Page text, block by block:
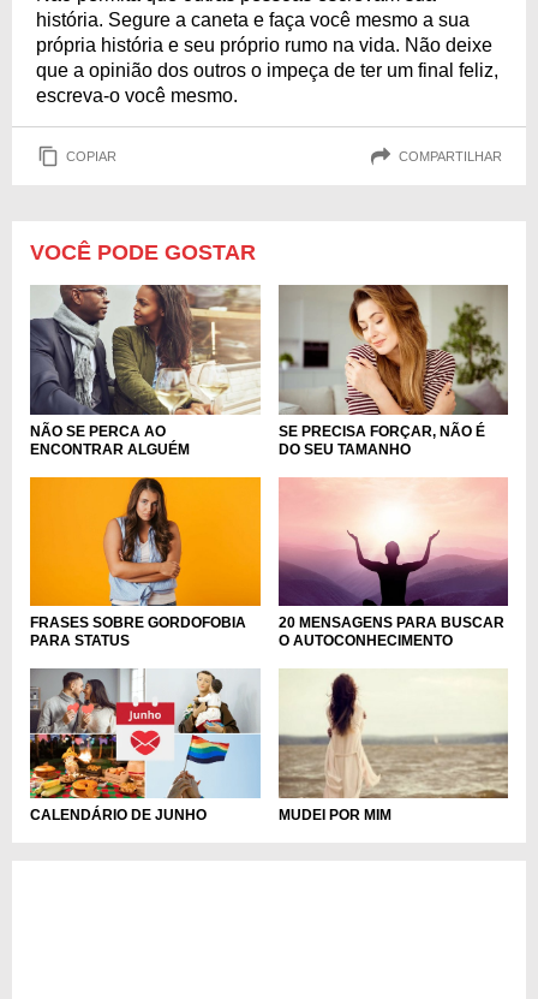
história. Segure a caneta e faça você mesmo a sua
própria história e seu próprio rumo na vida. Não deixe
que a opinião dos outros o impeça de ter um final feliz,
escreva-o você mesmo.
COPIAR COMPARTILHAR
VOCÊ PODE GOSTAR
NÃO SE PERCA AO
ENCONTRAR ALGUÉM
SE PRECISA FORÇAR, NÃO É
DO SEU TAMANHO
FRASES SOBRE GORDOFOBIA
PARA STATUS
20 MENSAGENS PARA BUSCAR
O AUTOCONHECIMENTO
CALENDÁRIO DE JUNHO MUDEI POR MIM